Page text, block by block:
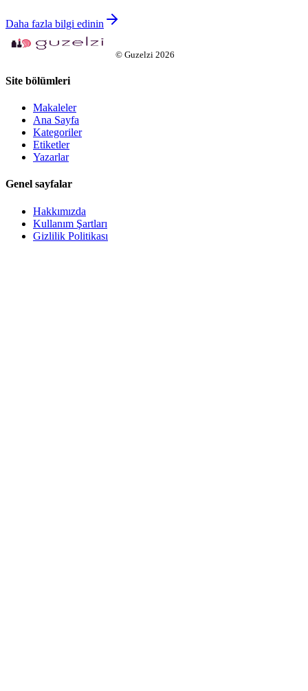
Daha fazla bilgi edinin
© Guzelzi 2026
Site bölümleri
Makaleler
Ana Sayfa
Kategoriler
Etiketler
Yazarlar
Genel sayfalar
Hakkımızda
Kullanım Şartları
Gizlilik Politikası